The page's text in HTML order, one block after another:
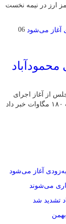
رمز ارز در نیمه نخست
06
۵۰۰ مگاواتی محمودآباد
از آغاز اجرای
فاز نخست نیروگاه ۵۰۰ مگاواتی محمودآباد با ظرفیت ۱۸۰ مگاوات خبر داد
تشدید شد